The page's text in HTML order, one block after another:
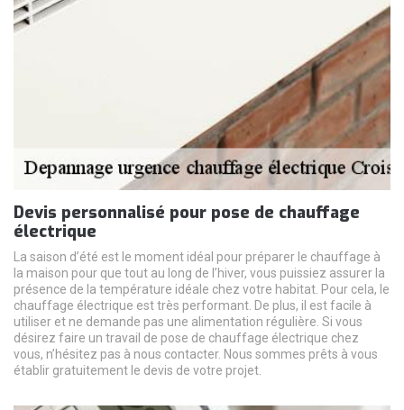
Devis personnalisé pour pose de chauffage
électrique
La saison d’été est le moment idéal pour préparer le chauffage à
la maison pour que tout au long de l’hiver, vous puissiez assurer la
présence de la température idéale chez votre habitat. Pour cela, le
chauffage électrique est très performant. De plus, il est facile à
utiliser et ne demande pas une alimentation régulière. Si vous
désirez faire un travail de pose de chauffage électrique chez
vous, n’hésitez pas à nous contacter. Nous sommes prêts à vous
établir gratuitement le devis de votre projet.